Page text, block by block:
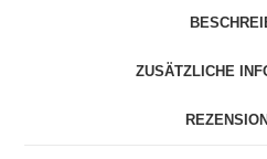
ZUSÄTZLICHE